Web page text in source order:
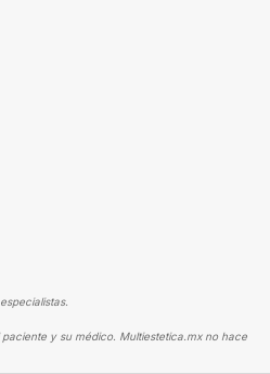
y su médico. Multiestetica.mx no hace